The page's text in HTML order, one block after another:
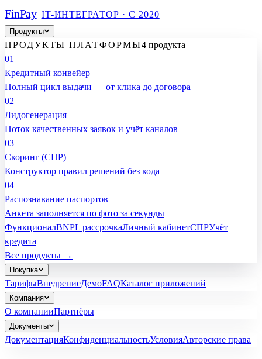
FinPay IT-ИНТЕГРАТОР · С 2020
Продукты
ПРОДУКТЫ ПЛАТФОРМЫ4 продукта
01
Кредитный конвейер
Полный цикл выдачи — от клика до договора
02
Лидогенерация
Поток качественных заявок и учёт каналов
03
Скоринг (СПР)
Конструктор правил решений без кода
04
Распознавание паспортов
Анкета заполняется по фото за секунды
ФункционалBNPL рассрочкаЛичный кабинетСПРУчёт
кредита
Все продукты →
Покупка
ТарифыВнедрениеДемоFAQКаталог приложений
Компания
О компанииПартнёры
Документы
ДокументацияКонфиденциальностьУсловияАвторские права